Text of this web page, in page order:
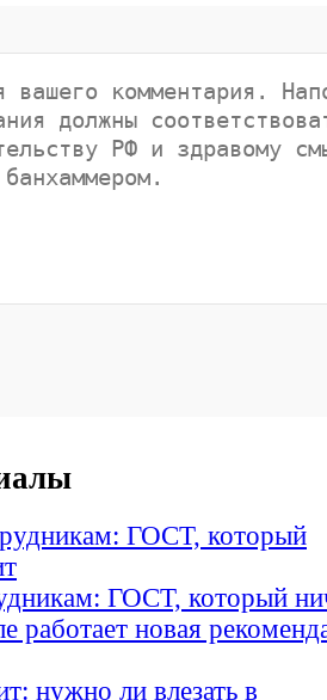
ГОСТ, который
работает новая